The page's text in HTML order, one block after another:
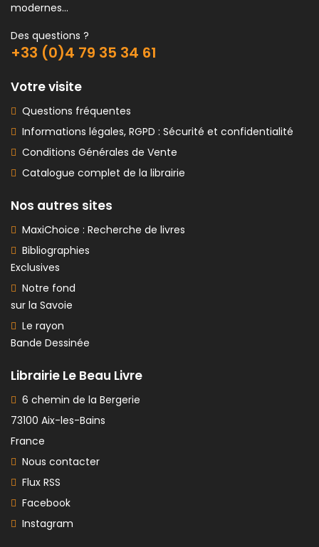
modernes...
Des questions ?
+33 (0)4 79 35 34 61
Votre visite
Questions fréquentes
Informations légales, RGPD : Sécurité et confidentialité
Conditions Générales de Vente
Catalogue complet de la librairie
Nos autres sites
MaxiChoice : Recherche de livres
Bibliographies
Exclusives
Notre fond
sur la Savoie
Le rayon
Bande Dessinée
Librairie Le Beau Livre
6 chemin de la Bergerie
73100 Aix-les-Bains
France
Nous contacter
Flux RSS
Facebook
Instagram